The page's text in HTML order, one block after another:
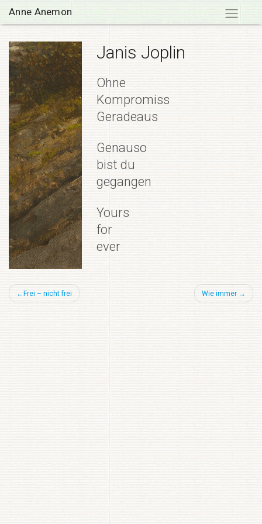
content
Anne Anemon
Janis Joplin
Ohne
Kompromiss
Geradeaus
Genauso
bist du
gegangen
Yours
for
ever
Beitragsnavigation
Frei – nicht frei Wie immer